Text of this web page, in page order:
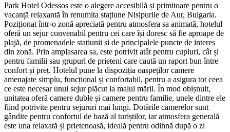
Park Hotel Odessos este o alegere accesibilă și primitoare pentru o
vacanță relaxantă în renumita stațiune Nisipurile de Aur, Bulgaria.
Poziționat într-o zonă apreciată pentru atmosfera sa animată, hotelul
oferă un sejur convenabil pentru cei care își doresc să fie aproape de
plajă, de promenadele stațiunii și de principalele puncte de interes
din zonă. Prin amplasarea sa, este potrivit atât pentru cupluri, cât și
pentru familii sau grupuri de prieteni care caută un raport bun între
confort și preț. Hotelul pune la dispoziția oaspeților camere
amenajate simplu, funcțional și confortabil, pentru a asigura tot ceea
ce este necesar unui sejur plăcut la malul mării. În mod obișnuit,
unitatea oferă camere duble și camere pentru familie, unele dintre ele
fiind potrivite pentru sejururi mai lungi. Dotările camerelor sunt
gândite pentru confortul de bază al turiștilor, iar atmosfera generală
este una relaxată și prietenoasă, ideală pentru odihnă după o zi